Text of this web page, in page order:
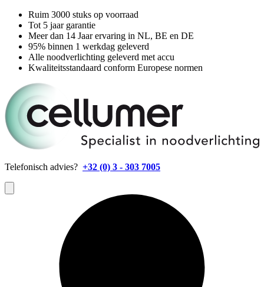
Ruim 3000 stuks op voorraad
Tot 5 jaar garantie
Meer dan 14 Jaar ervaring in NL, BE en DE
95% binnen 1 werkdag geleverd
Alle noodverlichting geleverd met accu
Kwaliteitsstandaard conform Europese normen
Telefonisch advies? +32 (0) 3 - 303 7005